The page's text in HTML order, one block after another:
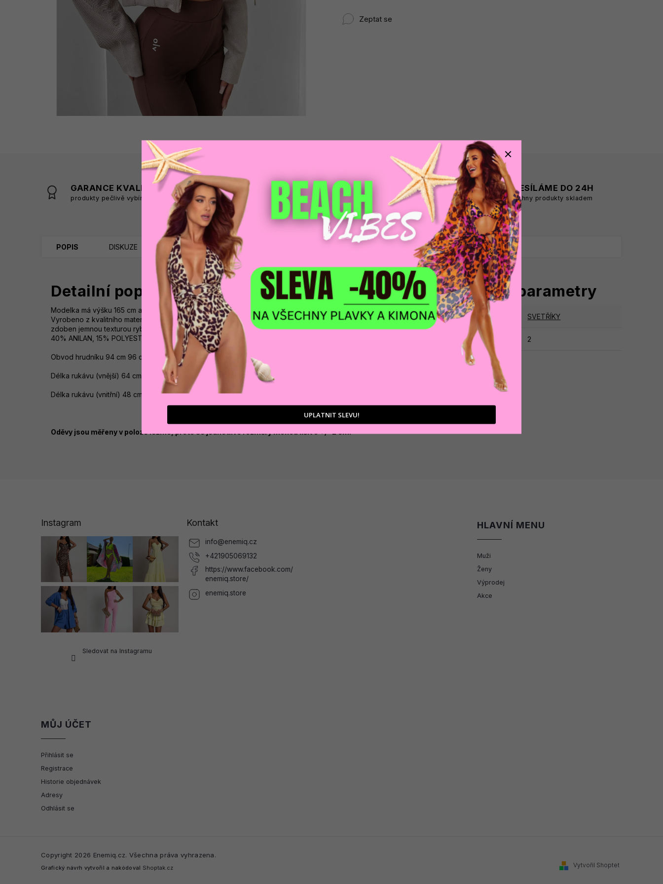
Zeptat se
GARANCE KVALITY
produkty pečlivě vybíráme
POMŮŽEME VÁM
s výběrem produktů
DOPRAVA ZDARMA
na adresu nebo pobočku
Zásilkovny
ODESÍLÁME DO 24H
všechny produkty skladem
POPIS DISKUZE
Detailní popis produktu
Modelka má výšku 165 cm a nosí velikost S. Ležérní styl, zipový Vypasované top s jednoduchým střihem.
Vyrobeno z kvalitního materiálu s přídavkem VISKÓZY, která poskytuje příjemný dotek a pohodlí. Povrch je
zdoben jemnou texturou rybí kosti, zatímco na přední straně je decentní nápis "OLV". Složení: 45% VISKÓZA,
40% ANILAN, 15% POLYESTER Rozměry a velikosti: S, M, L cm 46 cm
Obvod hrudníku 94 cm 96 cm 98 cm
Délka rukávu (vnější) 64 cm 66 cm 68 cm
Délka rukávu (vnitřní) 48 cm 50 cm cm
Oděvy jsou měřeny v poloze ležmo, proto se jednotlivé rozměry mohou lišit o +/- 2 cm.
Doplňkové parametry
Kategorie: SVETŘÍKY
2
Instagram
Sledovat na Instagramu
Kontakt
info@enemiq.cz
+421905069132
https://www.facebook.com/
enemiq.store/
enemiq.store
HLAVNÍ MENU
Muži
Ženy
Výprodej
Akce
MŮJ ÚČET
Přihlásit se
Registrace
Historie objednávek
Adresy
Odhlásit se
Vytvořil Shoptet
Copyright 2026 Enemiq.cz. Všechna práva vyhrazena.
Grafický návrh vytvořil a nakódoval Shoptak.cz
UPLATNIT SLEVU!